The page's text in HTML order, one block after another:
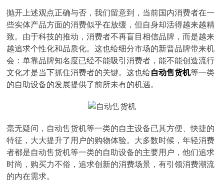
抛开上述观点正确与否，我们留意到，当前国内消费者在一
些实体产品方面的消费似乎在放缓，但自身却活得越来越精
致。由于科技的推动，消费者不再盲目相信品牌，而是越来
越追求个性化和品质化。这也给细分市场的新晋品牌带来机
会：单靠品牌知名度已经不能吸引消费者，能不能创造流行
文化才是当下抓住消费者的关键。这也给自动售货机等一类
的自助设备的发展提供了前所未有的机遇。
毫无疑问，自动售货机等一类的自主设备已其方便、快捷的
特征，大大提升了用户的购物体验。大多数时候，年轻消费
者都是自动售货机等一类的自助设备的主要用户，他们追求
时尚，购买力不俗，追求创新的消费场景，有引领消费潮流
的内在需求。